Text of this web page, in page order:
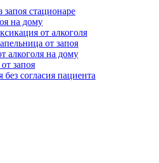
стационаре
на дому
от алкоголя
от запоя
алкоголя на дому
запоя
без согласия пациента